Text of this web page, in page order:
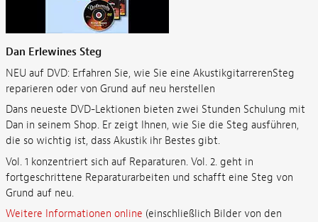
Dan Erlewines Steg
NEU auf DVD: Erfahren Sie, wie Sie eine AkustikgitarrerenSteg
reparieren oder von Grund auf neu herstellen
Dans neueste DVD-Lektionen bieten zwei Stunden Schulung mit
Dan in seinem Shop. Er zeigt Ihnen, wie Sie die Steg ausführen,
die so wichtig ist, dass Akustik ihr Bestes gibt.
Vol. 1 konzentriert sich auf Reparaturen. Vol. 2. geht in
fortgeschrittene Reparaturarbeiten und schafft eine Steg von
Grund auf neu.
Weitere Informationen online (einschließlich Bilder von den